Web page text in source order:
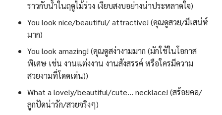
ราวกับน้ำในฤดูไม้ร่วง เงียบสงบอย่างน่าประหลาดใจ)
You look nice/beautiful/ attractive! (คุณดูสวย/มีเสน่ห์
มาก)
You look amazing! (คุณดูสง่างามมาก (มักใช้ในโอกาส
พิเศษ เช่น งานแต่งงาน งานสังสรรค์ หรือใครมีความ
สวยงามที่โดดเด่น))
What a lovely/beautiful/cute… necklace! (สร้อยคอ/
ลูกปัดน่ารัก/สวยจริงๆ)